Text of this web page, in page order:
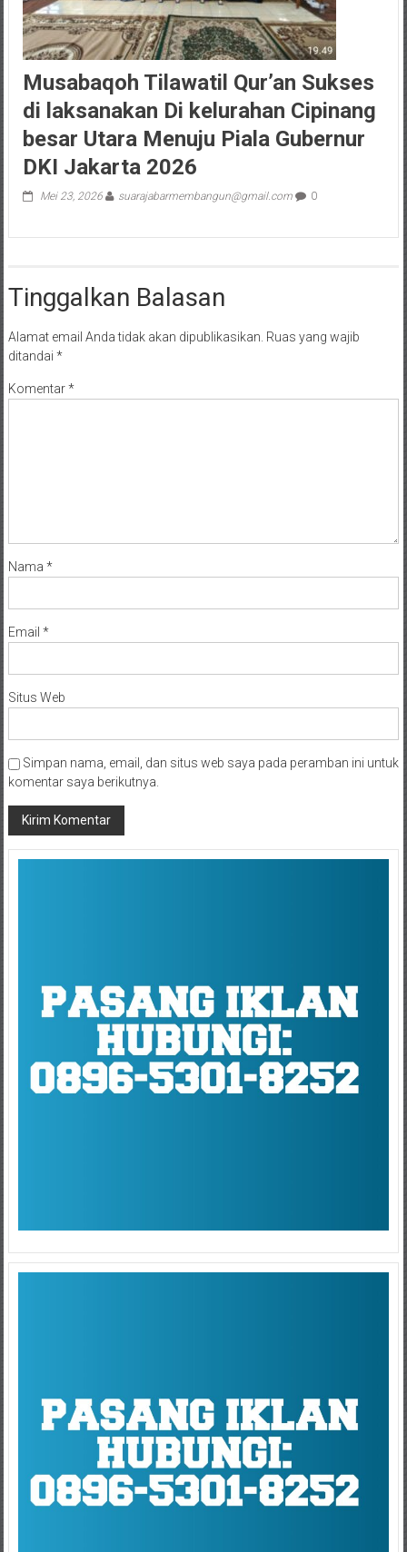
Musabaqoh Tilawatil Qur’an Sukses
di laksanakan Di kelurahan Cipinang
besar Utara Menuju Piala Gubernur
DKI Jakarta 2026
Mei 23, 2026 suarajabarmembangun@gmail.com 0
Tinggalkan Balasan
Alamat email Anda tidak akan dipublikasikan. Ruas yang wajib
ditandai *
Komentar*
Nama *
Email *
Situs Web
Simpan nama, email, dan situs web saya pada peramban ini untuk
komentar saya berikutnya.